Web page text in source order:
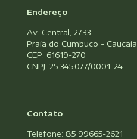
Endereço
Av. Central, 2733
Praia do Cumbuco - Caucaia
CEP: 61619-270
CNPJ: 25.345.077/0001-24
Contato
Telefone: 85 99665-2621